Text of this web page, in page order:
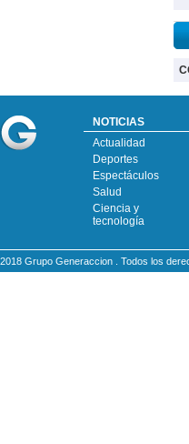
NOTICIAS
Actualidad
Deportes
Espectáculos
Salud
Ciencia y
tecnología
2018 Grupo Generaccion . Todos los